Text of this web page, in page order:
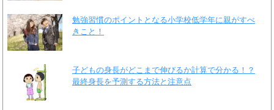
勉強習慣のポイントとなる小学校低学年に親がすべ
きこと！
子どもの身長がどこまで伸びるか計算で分かる！？
最終身長を予測する方法と注意点